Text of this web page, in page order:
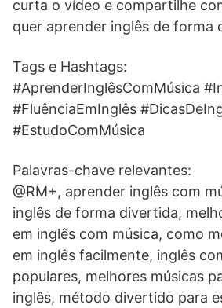
curta o vídeo e compartilhe
quer aprender inglês de forma
Tags e Hashtags:
#AprenderInglêsComMúsica
#FluênciaEmInglês
#EstudoComMúsica
Palavras-chave relevantes:
@RM+, aprender inglês com
inglês de forma divertida,
em inglês com música, como
em inglês facilmente, inglês
populares, melhores músicas
inglês, método divertido para